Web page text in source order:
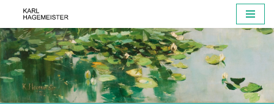
Zum
Inhalt
springen